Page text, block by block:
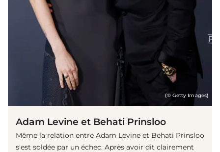
(© Getty Images)
Adam Levine et Behati Prinsloo
Même la relation entre Adam Levine et Behati Prinsloo
s'est soldée par un échec. Après avoir dit clairement